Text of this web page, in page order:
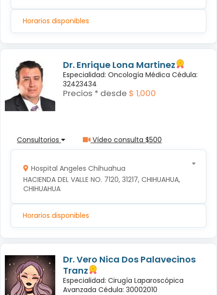
Horarios disponibles
Dr. Enrique Lona Martinez
Especialidad: Oncología Médica Cédula:
32423434
Precios * desde $ 1,000
Consultorios Vídeo consulta $500
Hospital Angeles Chihuahua
HACIENDA DEL VALLE NO. 7120, 31217, CHIHUAHUA,
CHIHUAHUA
Horarios disponibles
Dr. Vero Nica Dos Palavecinos
Tranz
Especialidad: Cirugía Laparoscópica
Avanzada Cédula: 30002010